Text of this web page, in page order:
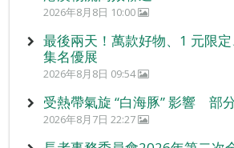
2026年8月8日 10:00
最後兩天！萬款好物、1 元限
集名優展
2026年8月8日 09:54
受熱帶氣旋 “白海豚” 影響 部
2026年8月7日 22:27